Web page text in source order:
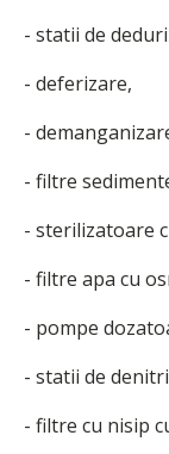
- statii de
- deferizare,
-
- filtre
- sterilizatoare
- filtre apa cu
- pompe
- statii de
- filtre cu nisip